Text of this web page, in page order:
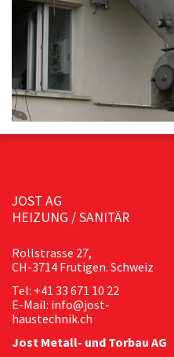
JOST AG
HEIZUNG / SANITÄR
Rollstrasse 27,
CH-3714 Frutigen. Schweiz
Tel: +41 33 671 10 22
E-Mail: info@jost-
haustechnik.ch
Jost Metall- und Torbau AG